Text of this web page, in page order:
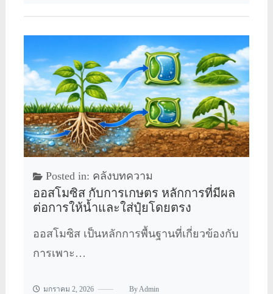
Posted in: คลังบทความ
ออสโมซิส กับการเกษตร หลักการที่มีผล
ต่อการให้น้ำและใส่ปุ๋ยโดยตรง
ออสโมซิส เป็นหลักการพื้นฐานที่เกี่ยวข้องกับ
การเพาะ…
มกราคม 2, 2026 ByAdmin